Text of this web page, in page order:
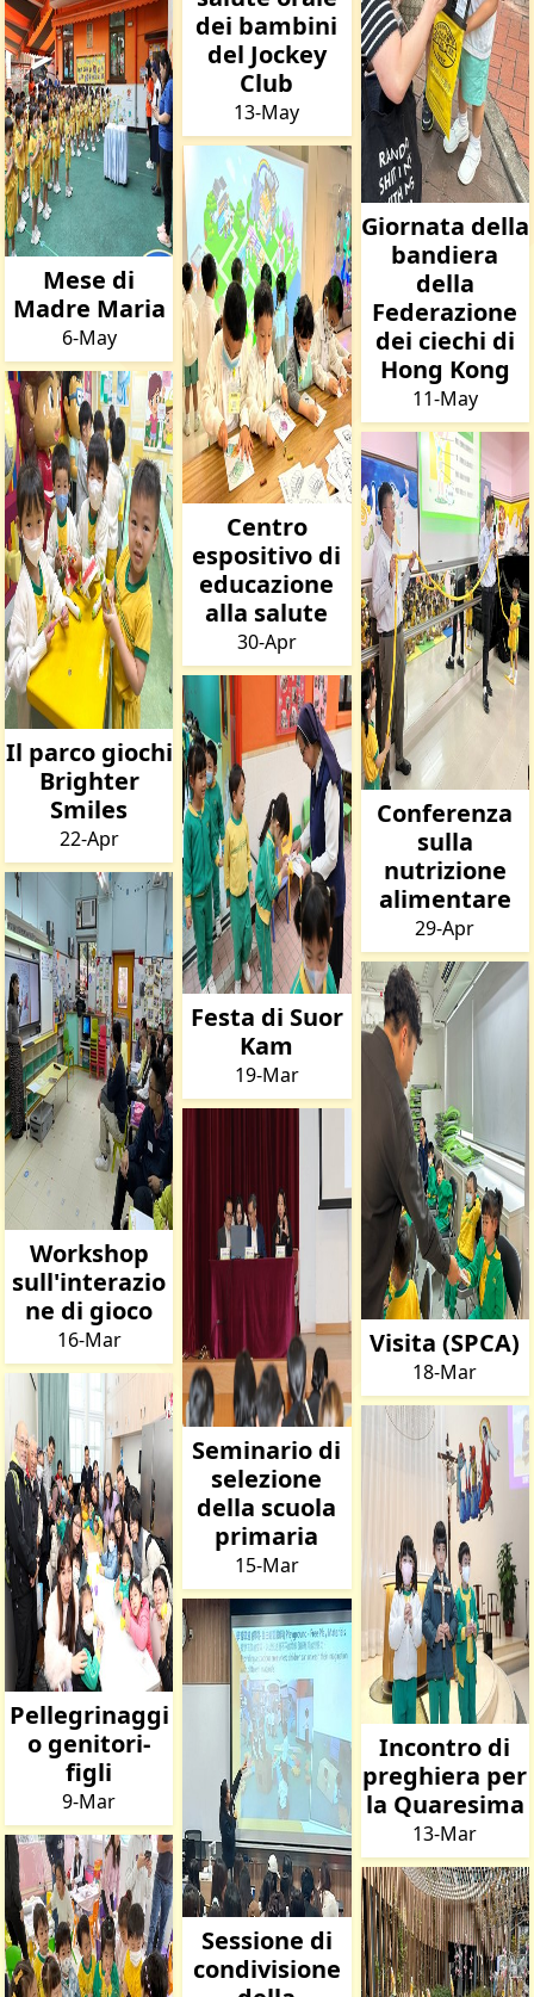
Mese di
Madre Maria
6-May
Il parco giochi
Brighter
Smiles
22-Apr
Workshop
sull'interazio
ne di gioco
16-Mar
Pellegrinaggi
o genitori-
figli
9-Mar
dei bambini
del Jockey
Club
13-May
Centro
espositivo di
educazione
alla salute
30-Apr
Festa di Suor
Kam
19-Mar
Seminario di
selezione
della scuola
primaria
15-Mar
Sessione di
condivisione
Giornata della
bandiera
della
Federazione
dei ciechi di
Hong Kong
11-May
Conferenza
sulla
nutrizione
alimentare
29-Apr
Visita (SPCA)
18-Mar
Incontro di
preghiera per
la Quaresima
13-Mar